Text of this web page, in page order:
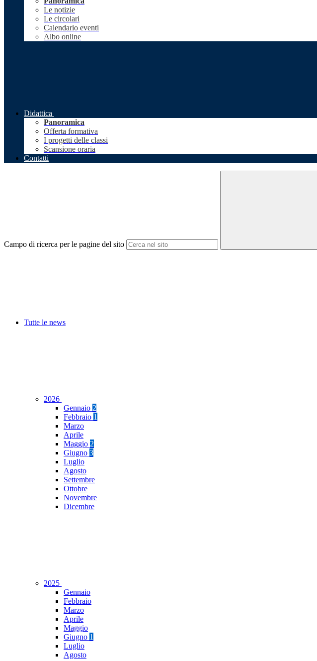
Le notizie
Le circolari
Calendario eventi
Albo online
Didattica
Panoramica
Offerta formativa
I progetti delle classi
Scansione oraria
Contatti
Campo di ricerca per le pagine del sito
Tutte le news
2026
Gennaio 2
Febbraio 1
Marzo
Aprile
Maggio 2
Giugno 3
Luglio
Agosto
Settembre
Ottobre
Novembre
Dicembre
2025
Gennaio
Febbraio
Marzo
Aprile
Maggio
Giugno 1
Luglio
Agosto